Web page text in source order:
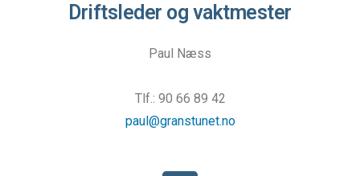
Driftsleder og vaktmester
Paul Næss
Tlf.: 90 66 89 42
paul@granstunet.no